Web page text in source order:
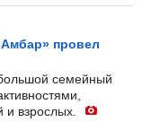
провел
семейный
и взрослых.